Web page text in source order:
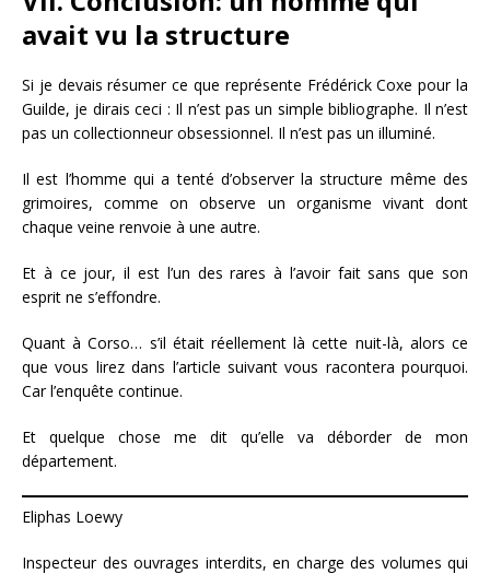
avait vu la structure
Si je devais résumer ce que représente Frédérick Coxe pour la
Guilde, je dirais ceci : Il n’est pas un simple bibliographe. Il n’est
pas un collectionneur obsessionnel. Il n’est pas un illuminé.
Il est l’homme qui a tenté d’observer la structure même des
grimoires, comme on observe un organisme vivant dont
chaque veine renvoie à une autre.
Et à ce jour, il est l’un des rares à l’avoir fait sans que son
esprit ne s’effondre.
Quant à Corso… s’il était réellement là cette nuit-là, alors ce
que vous lirez dans l’article suivant vous racontera pourquoi.
Car l’enquête continue.
Et quelque chose me dit qu’elle va déborder de mon
département.
Eliphas Loewy
Inspecteur des ouvrages interdits, en charge des volumes qui